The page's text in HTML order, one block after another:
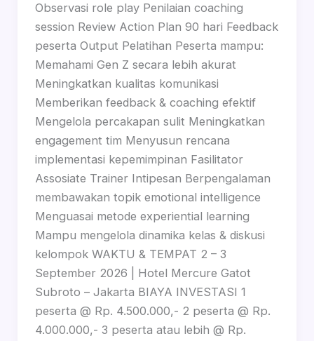
Observasi role play Penilaian coaching
session Review Action Plan 90 hari Feedback
peserta Output Pelatihan Peserta mampu:
Memahami Gen Z secara lebih akurat
Meningkatkan kualitas komunikasi
Memberikan feedback & coaching efektif
Mengelola percakapan sulit Meningkatkan
engagement tim Menyusun rencana
implementasi kepemimpinan Fasilitator
Assosiate Trainer Intipesan Berpengalaman
membawakan topik emotional intelligence
Menguasai metode experiential learning
Mampu mengelola dinamika kelas & diskusi
kelompok WAKTU & TEMPAT 2 – 3
September 2026 | Hotel Mercure Gatot
Subroto – Jakarta BIAYA INVESTASI 1
peserta @ Rp. 4.500.000,- 2 peserta @ Rp.
4.000.000,- 3 peserta atau lebih @ Rp.